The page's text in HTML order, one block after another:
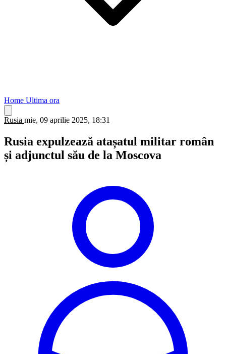
Home Ultima ora
Rusia mie, 09 aprilie 2025, 18:31
Rusia expulzează atașatul militar român
și adjunctul său de la Moscova